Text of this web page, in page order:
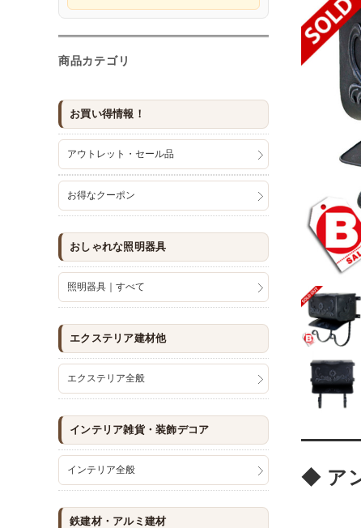
◆ ア
商品カテゴリ
お買い得情報！
アウトレット・セール品
お得なクーポン
おしゃれな照明器具
照明器具｜すべて
エクステリア建材他
エクステリア全般
インテリア雑貨・装飾デコア
インテリア全般
鉄建材・アルミ建材